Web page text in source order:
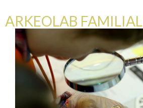
ARKEOLAB FAMILIAL